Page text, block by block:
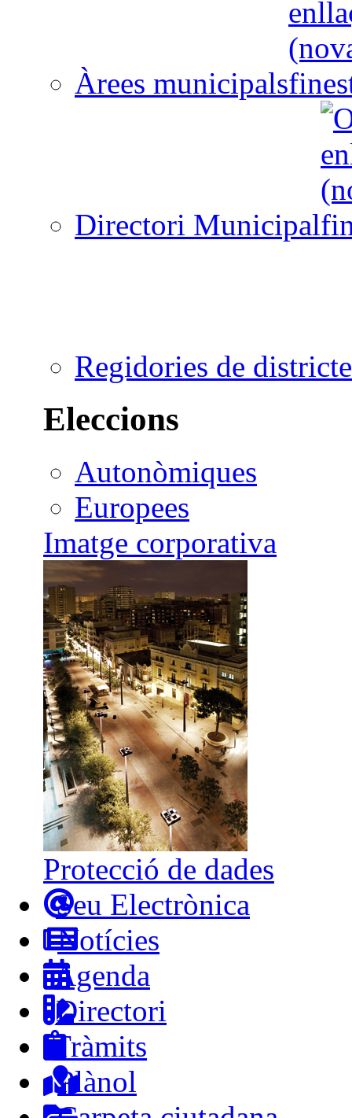
Àrees municipals
Directori Municipal
Regidories de districte
Eleccions
Autonòmiques
Europees
Imatge corporativa
Protecció de dades
Seu Electrònica
Notícies
Agenda
Directori
Tràmits
Plànol